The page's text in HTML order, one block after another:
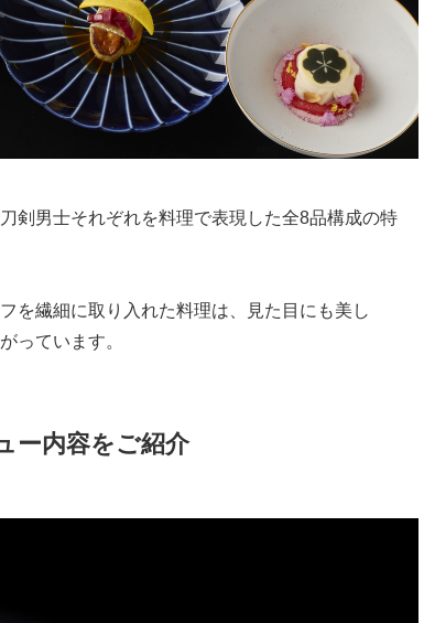
剣男士それぞれを料理で表現した全8品構成の特
を繊細に取り入れた料理は、見た目にも美し
っています。
ー内容をご紹介